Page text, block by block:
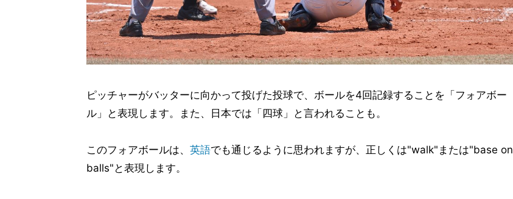
ピッチャーがバッターに向かって投げた投球で、ボールを4回記録することを「フォアボー
ル」と表現します。また、日本では「四球」と言われることも。
このフォアボールは、 英語でも通じるように思われますが、正しくは"walk"または"base on
balls"と表現します。